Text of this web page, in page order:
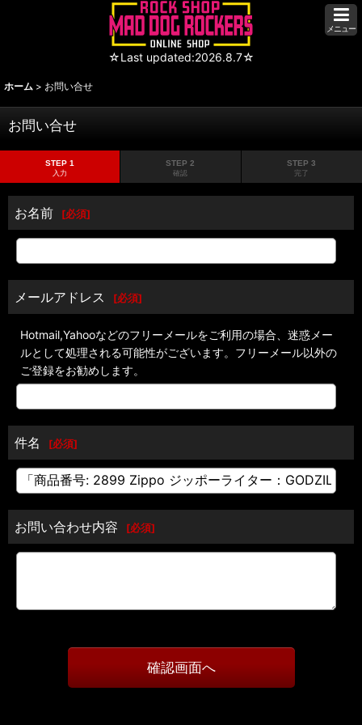
☆Last updated:2026.8.7☆
メニュー
ホーム > お問い合せ
お問い合せ
STEP 1
入力
STEP 2
確認
STEP 3
完了
お名前 [必須]
メールアドレス [必須]
Hotmail,Yahooなどのフリーメールをご利用の場合、迷惑メー
ルとして処理される可能性がございます。フリーメール以外の
ご登録をお勧めします。
件名 [必須]
お問い合わせ内容 [必須]
確認画面へ